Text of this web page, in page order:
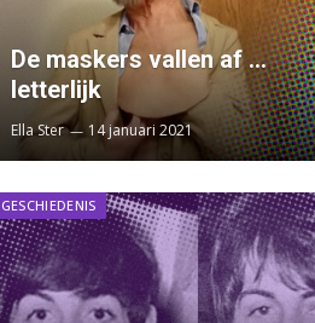
De maskers vallen af …
letterlijk
Ella Ster 14 januari 2021
GESCHIEDENIS